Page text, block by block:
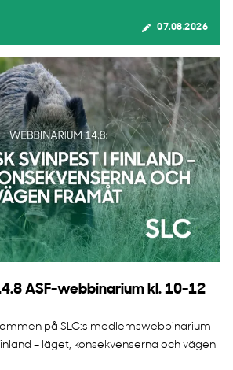
07.08.2026
ASF-webbinarium kl. 10-12
på SLC:s medlemswebbinarium
– läget, konsekvenserna och vägen